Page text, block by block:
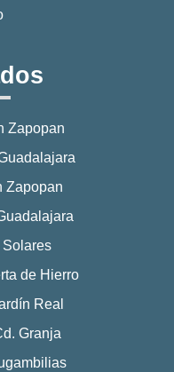
Zapopan
Zapopan
Solares
de Hierro
Real
Granja